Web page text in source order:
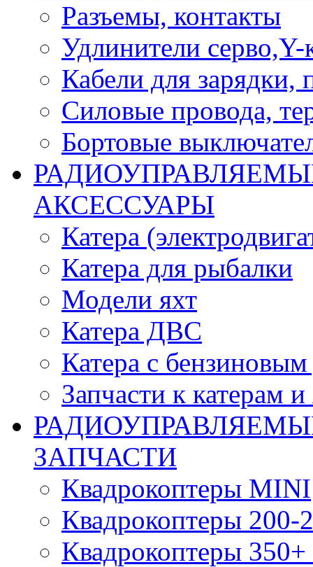
Разъемы, контакты
Удлинители серво,Y-
Кабели для зарядки,
Силовые провода,
Бортовые
АКСЕССУАРЫ
Катера
Катера для рыбалки
Модели яхт
Катера ДВС
Катера с бензиновым
Запчасти к катерам
ЗАПЧАСТИ
Квадрокоптеры MINI
Квадрокоптеры 200-
Квадрокоптеры 350+